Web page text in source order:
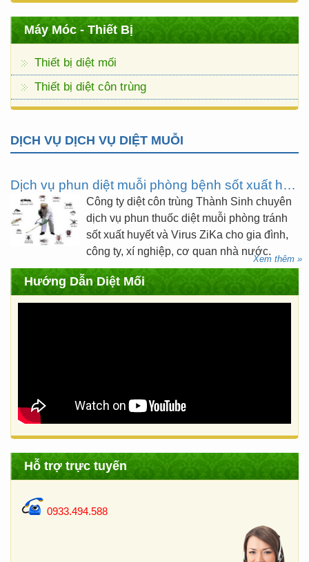
Máy Móc - Thiết Bị
Thiết bị diệt mối
Thiết bị diệt côn trùng
DỊCH VỤ DỊCH VỤ DIỆT MUỖI
Dịch vụ phun diệt muỗi phòng bệnh sốt xuất huyết, virus Zika
Công ty diệt côn trùng Thành Sinh chuyên
dịch vụ phun thuốc diệt muỗi phòng tránh
sốt xuất huyết và Virus ZiKa cho gia đình,
công ty, xí nghiệp, cơ quan nhà nước.
Xem thêm »
Hướng Dẫn Diệt Mối
Hỗ trợ trực tuyến
0933.494.588